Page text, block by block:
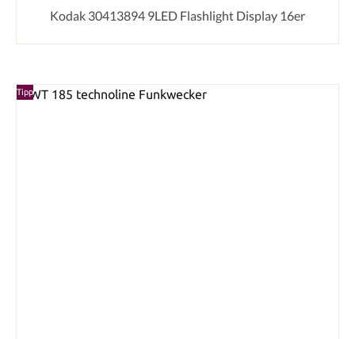
Kodak 30413894 9LED Flashlight Display 16er
Tipp